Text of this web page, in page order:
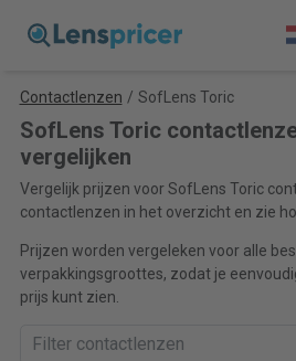
Contactlenzen / SofLens Toric
SofLens Toric
vergelijken
Vergelijk prijzen voor SofLens Toric
contactlenzen in het overzicht en zie
Prijzen worden vergeleken voor alle
verpakkingsgroottes, zodat je
prijs kunt zien.